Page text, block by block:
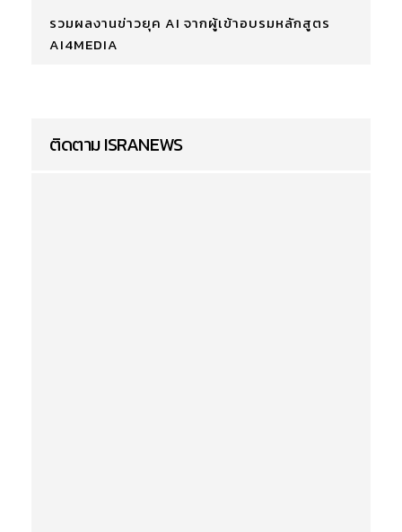
รวมผลงานข่าวยุค AI จากผู้เข้าอบรมหลักสูตร
AI4MEDIA
ติดตาม ISRANEWS